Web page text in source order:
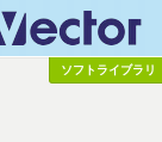
ソフトライブラリ